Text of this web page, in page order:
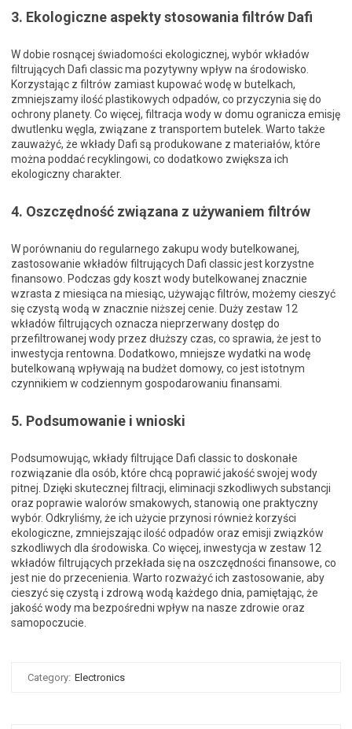
3. Ekologiczne aspekty stosowania filtrów Dafi
W dobie rosnącej świadomości ekologicznej, wybór wkładów
filtrujących Dafi classic ma pozytywny wpływ na środowisko.
Korzystając z filtrów zamiast kupować wodę w butelkach,
zmniejszamy ilość plastikowych odpadów, co przyczynia się do
ochrony planety. Co więcej, filtracja wody w domu ogranicza emisję
dwutlenku węgla, związane z transportem butelek. Warto także
zauważyć, że wkłady Dafi są produkowane z materiałów, które
można poddać recyklingowi, co dodatkowo zwiększa ich
ekologiczny charakter.
4. Oszczędność związana z używaniem filtrów
W porównaniu do regularnego zakupu wody butelkowanej,
zastosowanie wkładów filtrujących Dafi classic jest korzystne
finansowo. Podczas gdy koszt wody butelkowanej znacznie
wzrasta z miesiąca na miesiąc, używając filtrów, możemy cieszyć
się czystą wodą w znacznie niższej cenie. Duży zestaw 12
wkładów filtrujących oznacza nieprzerwany dostęp do
przefiltrowanej wody przez dłuższy czas, co sprawia, że jest to
inwestycja rentowna. Dodatkowo, mniejsze wydatki na wodę
butelkowaną wpływają na budżet domowy, co jest istotnym
czynnikiem w codziennym gospodarowaniu finansami.
5. Podsumowanie i wnioski
Podsumowując, wkłady filtrujące Dafi classic to doskonałe
rozwiązanie dla osób, które chcą poprawić jakość swojej wody
pitnej. Dzięki skutecznej filtracji, eliminacji szkodliwych substancji
oraz poprawie walorów smakowych, stanowią one praktyczny
wybór. Odkryliśmy, że ich użycie przynosi również korzyści
ekologiczne, zmniejszając ilość odpadów oraz emisji związków
szkodliwych dla środowiska. Co więcej, inwestycja w zestaw 12
wkładów filtrujących przekłada się na oszczędności finansowe, co
jest nie do przecenienia. Warto rozważyć ich zastosowanie, aby
cieszyć się czystą i zdrową wodą każdego dnia, pamiętając, że
jakość wody ma bezpośredni wpływ na nasze zdrowie oraz
samopoczucie.
Category: Electronics